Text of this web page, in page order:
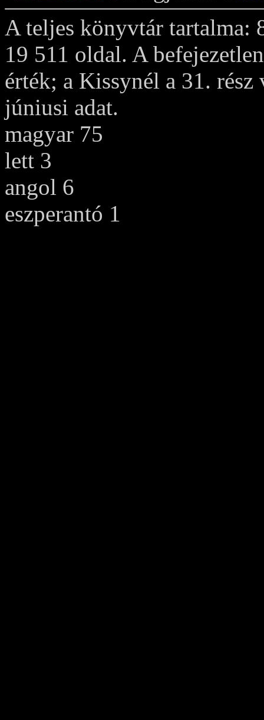
A teljes könyvtár tartalma:
19 511 oldal. A
érték; a Kissynél a 31.
júniusi adat.
magyar 75
lett 3
angol 6
eszperantó 1